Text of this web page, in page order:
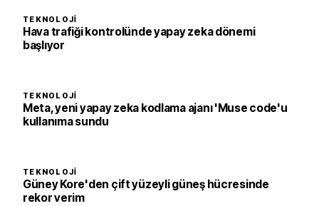
TEKNOLOJI
Hava trafiği kontrolünde yapay zeka dönemi
başlıyor
TEKNOLOJI
Meta, yeni yapay zeka kodlama ajanı 'Muse code'u
kullanıma sundu
TEKNOLOJI
Güney Kore'den çift yüzeyli güneş hücresinde
rekor verim